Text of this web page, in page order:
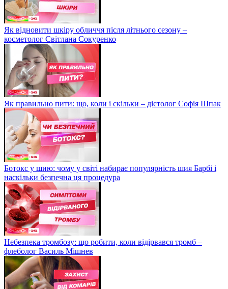
Як відновити шкіру обличчя після літнього сезону –
косметолог Світлана Сокуренко
Як правильно пити: що, коли і скільки – дієтолог Софія Шпак
Ботокс у шию: чому у світі набирає популярність шия Барбі і
наскільки безпечна ця процедура
Небезпека тромбозу: що робити, коли відірвався тромб –
флеболог Василь Мішнев